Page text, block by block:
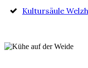
Kultursäule